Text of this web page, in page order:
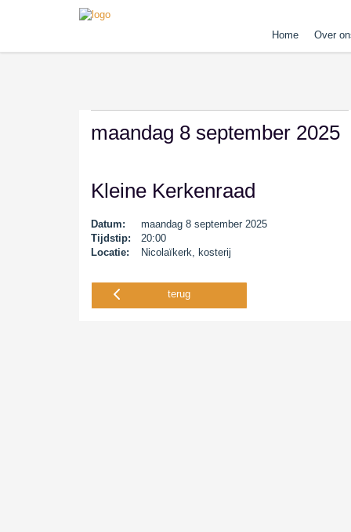
Home Over
maandag 8 september 2025
Kleine Kerkenraad
Datum:
maandag 8 september 2025
Tijdstip:
20:00
Locatie:
Nicolaïkerk, kosterij
terug